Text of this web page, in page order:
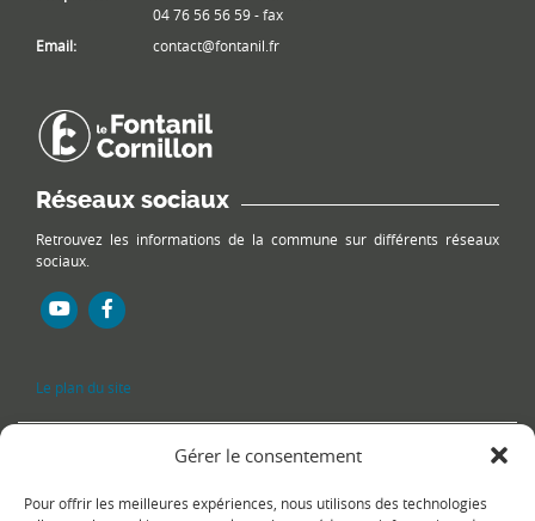
Gérer le consentement
Pour offrir les meilleures expériences, nous utilisons des technologies
04 76 56 56 59 - fax
Email:
contact@fontanil.fr
Réseaux sociaux
Retrouvez les informations de la commune sur différents réseaux
sociaux.
Le plan du site